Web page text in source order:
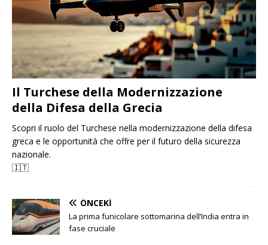
Il Turchese della Modernizzazione
della Difesa della Grecia
Scopri il ruolo del Turchese nella modernizzazione della difesa
greca e le opportunità che offre per il futuro della sicurezza
nazionale.
🇮🇹
ÖNCEKI
La prima funicolare sottomarina dell’India entra in
fase cruciale